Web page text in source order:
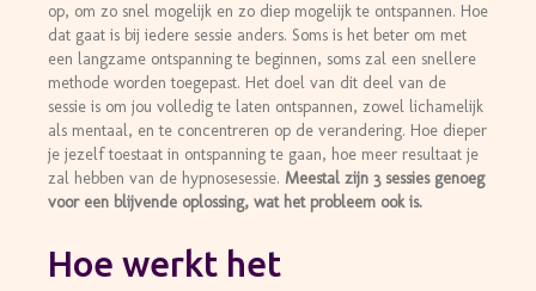
op, om zo snel mogelijk en zo diep mogelijk te ontspannen. Hoe
dat gaat is bij iedere sessie anders. Soms is het beter om met
een langzame ontspanning te beginnen, soms zal een snellere
methode worden toegepast. Het doel van dit deel van de
sessie is om jou volledig te laten ontspannen, zowel lichamelijk
als mentaal, en te concentreren op de verandering. Hoe dieper
je jezelf toestaat in ontspanning te gaan, hoe meer resultaat je
zal hebben van de hypnosesessie. Meestal zijn 3 sessies genoeg
voor een blijvende oplossing, wat het probleem ook is.
Hoe werkt het